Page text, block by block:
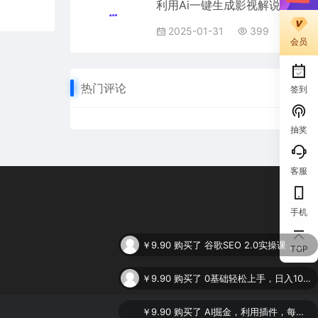
2025-01-31 399
热门评论
会员
签到
抽奖
客服
手机
TOP
￥9.90 购买了 谷歌SEO 2.0实操课，独立站询盘自由必备，基于2023谷歌最新算法录制（94节
￥9.90 购买了 0基础轻松上手，日入1000+，AI一键生成原视频，多种变现方式
￥9.90 购买了 AI掘金，利用插件，每天干2-3小时，全自动采集生成爆文多平台发布，一人可管多个账号，月入3W+